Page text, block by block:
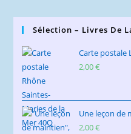
Sélection – Livres De
Carte postale
2,00€
Une leçon de
2,00€